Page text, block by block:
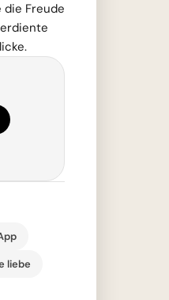
Freude
liebe